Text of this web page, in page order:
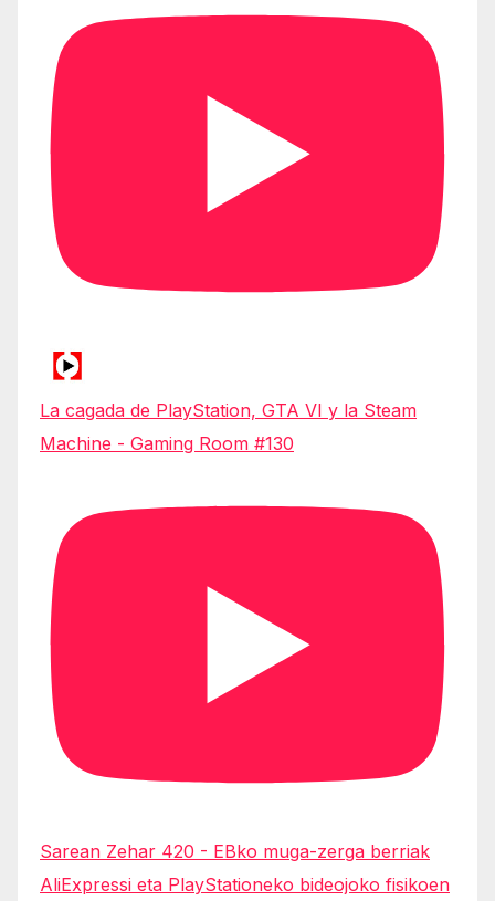
La cagada de PlayStation, GTA VI y la Steam
Machine - Gaming Room #130
Sarean Zehar 420 - EBko muga-zerga berriak
AliExpressi eta PlayStationeko bideojoko fisikoen